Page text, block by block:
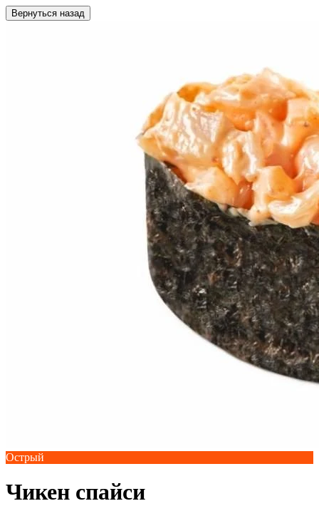
Вернуться назад
Острый
Чикен спайси